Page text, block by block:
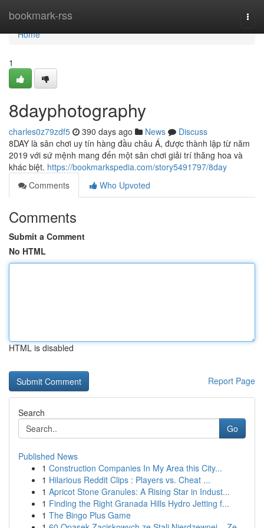
bookmark-rss
Home
Home
1
8dayphotography
charles0z79zdf5 390 days ago News
Discuss
8DAY là sân chơi uy tín hàng đầu châu Á, được thành lập từ năm
2019 với sứ mệnh mang đến một sân chơi giải trí thăng hoa và
khác biệt. https://bookmarkspedia.com/story5491797/8day
Comments
Who Upvoted
Comments
Submit a Comment
No HTML
HTML is disabled
Report Page
Search
Go
Published News
1 Construction Companies In My Area this City...
1 Hilarious Reddit Clips : Players vs. Cheat ...
1 Apricot Stone Granules: A Rising Star in Indust...
1 Finding the Right Granada Hills Hydro Jetting f...
1 The Bingo Plus Game